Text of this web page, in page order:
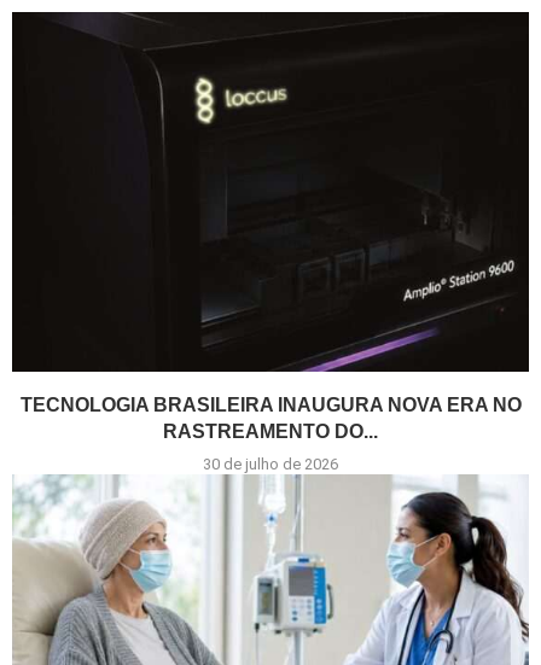
TECNOLOGIA BRASILEIRA INAUGURA NOVA ERA NO
RASTREAMENTO DO...
30 de julho de 2026